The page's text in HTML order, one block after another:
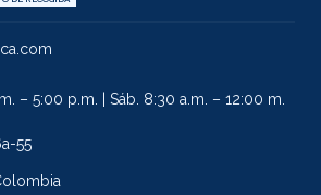
– 5:00 p.m. | Sáb. 8:30 a.m. – 12:00 m.
55